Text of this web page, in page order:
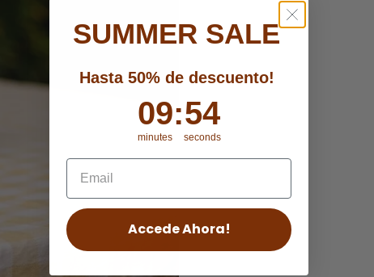
SUMMER SALE
Hasta 50% de descuento!
Countdown ends in:
9
09
minutes
: 52
52
seconds
Accede Ahora!